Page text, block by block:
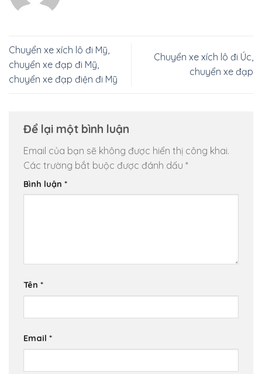
Chuyển xe xích lô đi Mỹ,
chuyển xe đạp đi Mỹ,
chuyển xe đạp điện đi Mỹ
Chuyển xe xích lô đi Úc,
chuyển xe đạp
Để lại một bình luận
Email của bạn sẽ không được hiển thị công khai.
Các trường bắt buộc được đánh dấu *
Bình luận *
Tên *
Email *